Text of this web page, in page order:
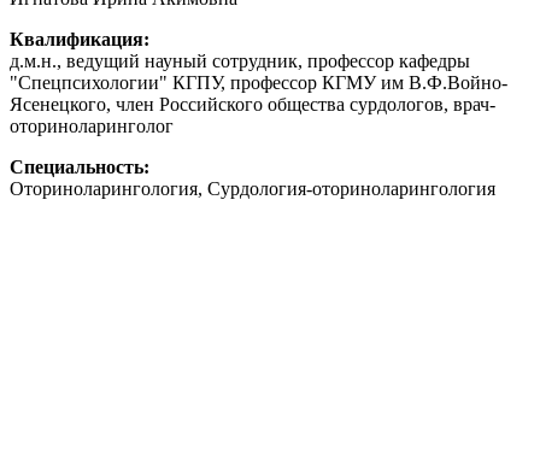
Квалификация:
д.м.н., ведущий науный сотрудник, профессор кафедры
"Спецпсихологии" КГПУ, профессор КГМУ им В.Ф.Войно-
Ясенецкого, член Российского общества сурдологов, врач-
оториноларинголог
Специальность:
Оториноларингология, Сурдология-оториноларингология